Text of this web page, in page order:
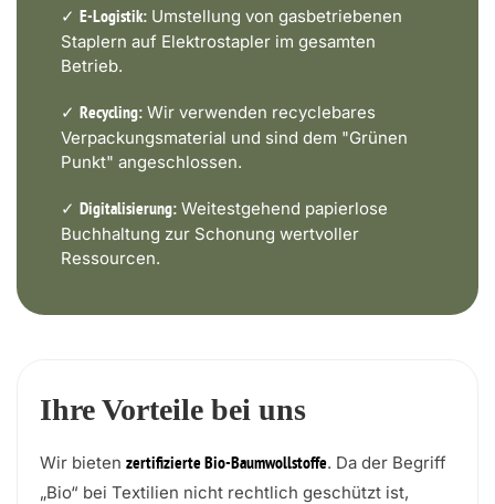
✓ E-Logistik: Umstellung von gasbetriebenen
Staplern auf Elektrostapler im gesamten
Betrieb.
✓ Recycling: Wir verwenden recyclebares
Verpackungsmaterial und sind dem "Grünen
Punkt" angeschlossen.
✓ Digitalisierung: Weitestgehend papierlose
Buchhaltung zur Schonung wertvoller
Ressourcen.
Ihre Vorteile bei uns
Wir bieten zertifizierte Bio-Baumwollstoffe. Da der Begriff
„Bio“ bei Textilien nicht rechtlich geschützt ist,